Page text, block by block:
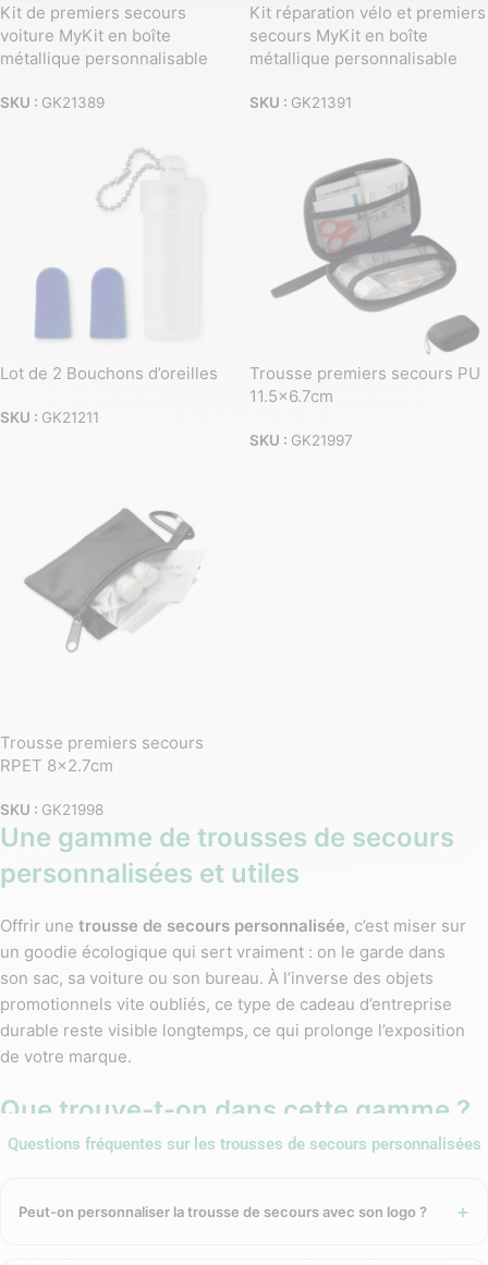
Kit de premiers secours
voiture MyKit en boîte
métallique personnalisable
SKU : GK21389
Kit réparation vélo et premiers
secours MyKit en boîte
métallique personnalisable
SKU : GK21391
Lot de 2 Bouchons d’oreilles
SKU : GK21211
Trousse premiers secours PU
11.5×6.7cm
SKU : GK21997
Trousse premiers secours
RPET 8×2.7cm
SKU : GK21998
Une gamme de trousses de secours
personnalisées et utiles
Offrir une trousse de secours personnalisée, c’est miser sur
un goodie écologique qui sert vraiment : on le garde dans
son sac, sa voiture ou son bureau. À l’inverse des objets
promotionnels vite oubliés, ce type de cadeau d’entreprise
durable reste visible longtemps, ce qui prolonge l’exposition
de votre marque.
Que trouve-t-on dans cette gamme ?
Questions fréquentes sur les trousses de secours personnalisées
Peut-on personnaliser la trousse de secours avec son logo ?